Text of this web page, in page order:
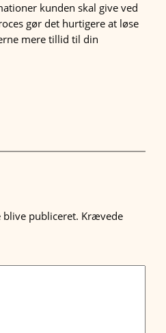
kunden skal give ved
gør det hurtigere at løse
mere tillid til din
blive publiceret. Krævede